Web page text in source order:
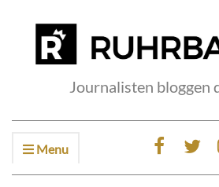
Journalisten bloggen
Menu